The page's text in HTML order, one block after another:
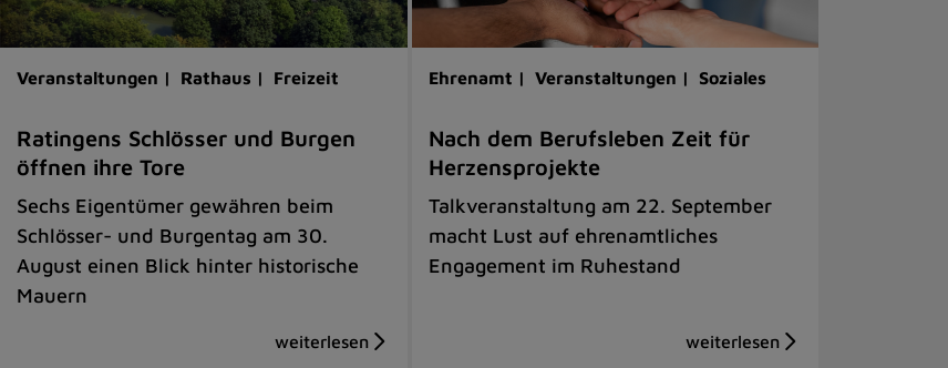
Veranstaltungen | Rathaus | Freizeit
Ratingens Schlösser und Burgen
öffnen ihre Tore
Sechs Eigentümer gewähren beim
Schlösser- und Burgentag am 30.
August einen Blick hinter historische
Mauern
Ehrenamt | Veranstaltungen | Soziales
Nach dem Berufsleben Zeit für
Herzensprojekte
Talkveranstaltung am 22. September
macht Lust auf ehrenamtliches
Engagement im Ruhestand